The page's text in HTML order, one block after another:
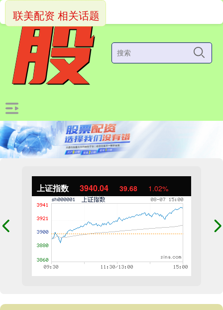
上证指数 3940.04 39.68 1.02%
联美配资 相关话题